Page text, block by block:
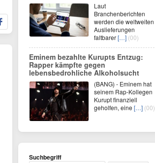
Laut
Branchenberichten
werden die weltweiten
Auslieferungen
faltbarer[…] (00)
Eminem bezahlte Kurupts Entzug:
Rapper kämpfte gegen
lebensbedrohliche Alkoholsucht
(BANG) - Eminem hat
seinem Rap-Kollegen
Kurupt finanziell
geholfen, eine […] (00)
Suchbegriff